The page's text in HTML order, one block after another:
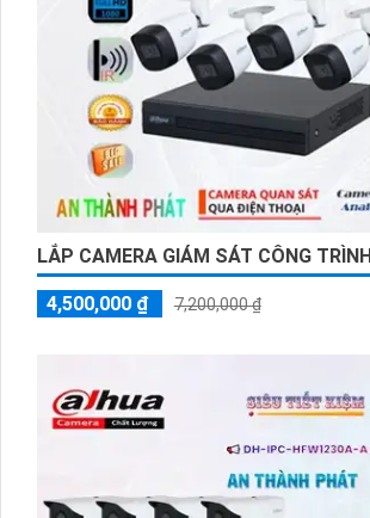
Thiết bị được nâng cấp thêm nhiều công
ích trong việc giám sát nhân viên, trẻ nhỏ
khách đến thăm. Bên cạnh đó, bộ kit này còn đi kèm với các
linh kiện khác như đầu ghi hình, cáp kết nối
Đầu ghi hình giúp bạn ghi lại và lưu trữ hình
một cách dễ dàng.
Với bộ kit này, bạn có thể yên tâm về việc
LẮP CAMERA GIÁM SÁT CÔNG
4,500,000 ₫ 7,200,000 ₫